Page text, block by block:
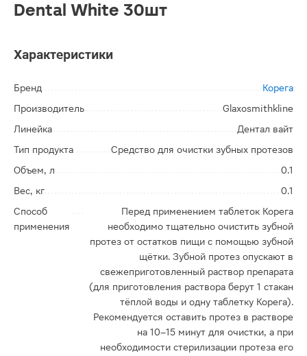
Dental White 30шт
Характеристики
Бренд
Корега
Производитель
Glaxosmithkline
Линейка
Дентал вайт
Тип продукта
Средство для очистки зубных протезов
Объем, л
0.1
Вес, кг
0.1
Способ
применения
Перед применением таблеток Корега
необходимо тщательно очистить зубной
протез от остатков пищи с помощью зубной
щётки. Зубной протез опускают в
свежеприготовленный раствор препарата
(для приготовления раствора берут 1 стакан
тёплой воды и одну таблетку Корега).
Рекомендуется оставить протез в растворе
на 10–15 минут для очистки, а при
необходимости стерилизации протеза его